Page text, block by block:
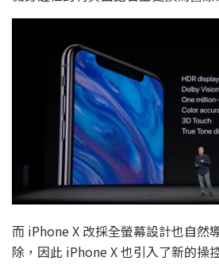
而 iPhone X 改採全螢幕設計也自然
除，因此 iPhone X 也引入了新的操